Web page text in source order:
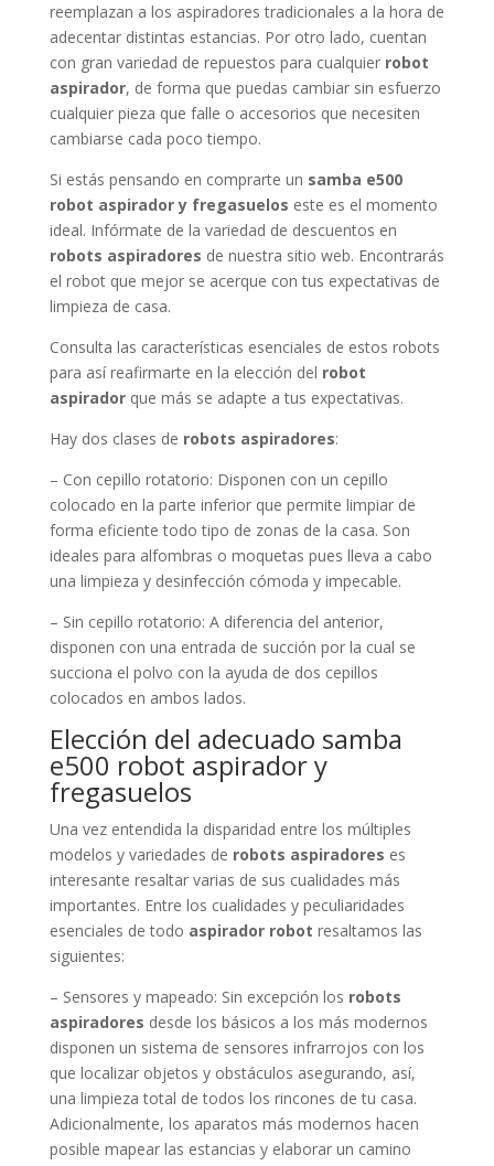
reemplazan a los aspiradores tradicionales a la hora de
adecentar distintas estancias. Por otro lado, cuentan
con gran variedad de repuestos para cualquier robot
aspirador, de forma que puedas cambiar sin esfuerzo
cualquier pieza que falle o accesorios que necesiten
cambiarse cada poco tiempo.
Si estás pensando en comprarte un samba e500
robot aspirador y fregasuelos este es el momento
ideal. Infórmate de la variedad de descuentos en
robots aspiradores de nuestra sitio web. Encontrarás
el robot que mejor se acerque con tus expectativas de
limpieza de casa.
Consulta las características esenciales de estos robots
para así reafirmarte en la elección del robot
aspiradorque más se adapte a tus expectativas.
Hay dos clases de robots aspiradores:
– Con cepillo rotatorio: Disponen con un cepillo
colocado en la parte inferior que permite limpiar de
forma eficiente todo tipo de zonas de la casa. Son
ideales para alfombras o moquetas pues lleva a cabo
una limpieza y desinfección cómoda y impecable.
– Sin cepillo rotatorio: A diferencia del anterior,
disponen con una entrada de succión por la cual se
succiona el polvo con la ayuda de dos cepillos
colocados en ambos lados.
Elección del adecuado samba
e500 robot aspirador y
fregasuelos
Una vez entendida la disparidad entre los múltiples
modelos y variedades de robots aspiradores es
interesante resaltar varias de sus cualidades más
importantes. Entre los cualidades y peculiaridades
esenciales de todo aspirador robot resaltamos las
siguientes:
– Sensores y mapeado: Sin excepción los robots
aspiradores desde los básicos a los más modernos
disponen un sistema de sensores infrarrojos con los
que localizar objetos y obstáculos asegurando, así,
una limpieza total de todos los rincones de tu casa.
Adicionalmente, los aparatos más modernos hacen
posible mapear las estancias y elaborar un camino